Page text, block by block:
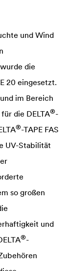
und Wind
die
20 eingesetzt.
im Bereich
für die DELTA®-
®-TAPE FAS
UV-Stabilität
so großen
und
®-